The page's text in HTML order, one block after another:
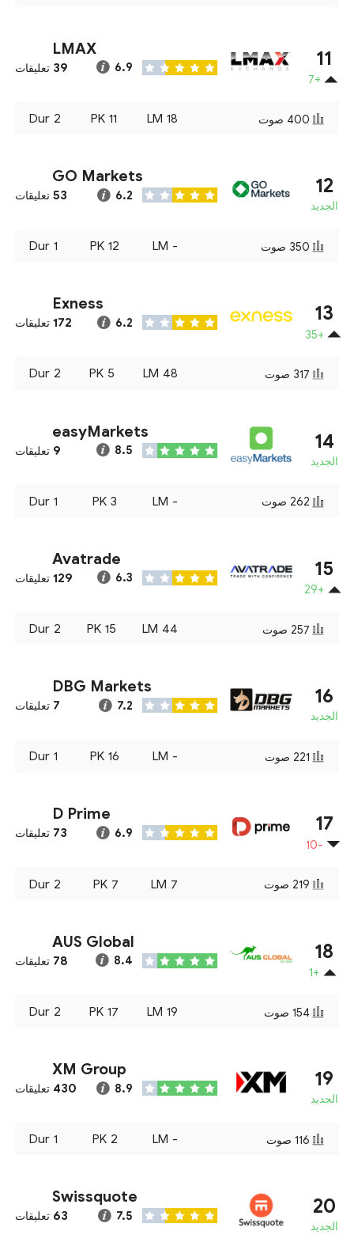
11
+7
LMAX
6.9
39 تعليقات
400 صوت 18
LM
11
PK
2
Dur
12
الجديد
GO Markets
6.2
53 تعليقات
350 صوت -
LM
12
PK
1
Dur
13
+35
Exness
6.2
172 تعليقات
317 صوت 48
LM
5
PK
2
Dur
14
الجديد
easyMarkets
8.5
9 تعليقات
262 صوت -
LM
3
PK
1
Dur
15
+29
Avatrade
6.3
129 تعليقات
257 صوت 44
LM
15
PK
2
Dur
16
الجديد
DBG Markets
7.2
7 تعليقات
221 صوت -
LM
16
PK
1
Dur
17
-10
D Prime
6.9
73 تعليقات
219 صوت 7
LM
7
PK
2
Dur
18
+1
AUS Global
8.4
78 تعليقات
154 صوت 19
LM
17
PK
2
Dur
19
الجديد
XM Group
8.9
430 تعليقات
116 صوت -
LM
2
PK
1
Dur
20
الجديد
Swissquote
7.5
63 تعليقات